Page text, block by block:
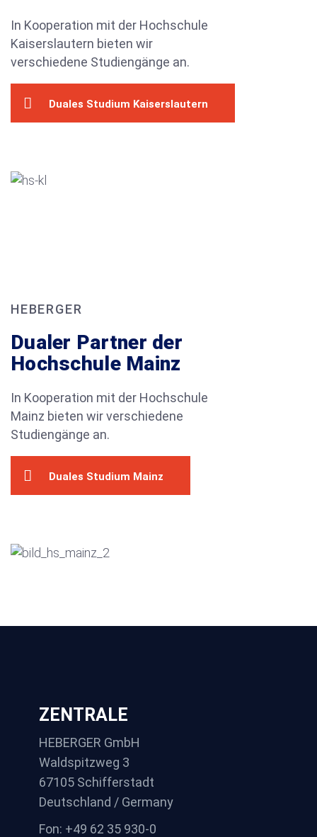
In Kooperation mit der Hochschule
Kaiserslautern bieten wir
verschiedene Studiengänge an.
Duales Studium Kaiserslautern
HEBERGER
Dualer Partner der
Hochschule Mainz
In Kooperation mit der Hochschule
Mainz bieten wir verschiedene
Studiengänge an.
Duales Studium Mainz
ZENTRALE
HEBERGER GmbH
Waldspitzweg 3
67105 Schifferstadt
Deutschland / Germany
Fon: +49 62 35 930-0